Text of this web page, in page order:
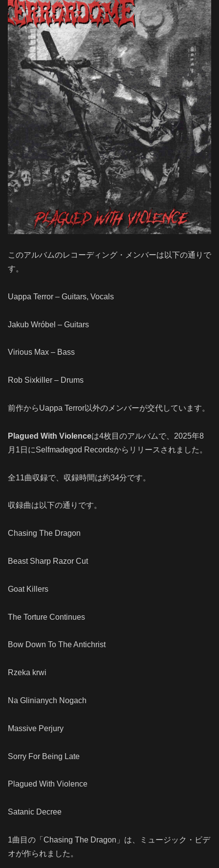
このアルバムのレコーディング・メンバーは以下の通りで
す。
Uappa Terror – Guitars, Vocals
Jakub Wróbel – Guitars
Virious Max – Bass
Rob Sixkiller – Drums
前作からUappa Terror以外のメンバーが交代しています。
Plagued With Violenceは4枚目のアルバムで、2025年8
月1日にSelfmadegod Recordsからリリースされました。
全11曲収録で、収録時間は約34分です。
収録曲は以下の通りです。
Chasing The Dragon
Beast Sharp Razor Cut
Goat Killers
The Torture Continues
Bow Down To The Antichrist
Rzeka krwi
Na Glinianych Nogach
Massive Perjury
Sorry For Being Late
Plagued With Violence
Satanic Decree
1曲目の「Chasing The Dragon」は、ミュージック・ビデ
オが作られました。